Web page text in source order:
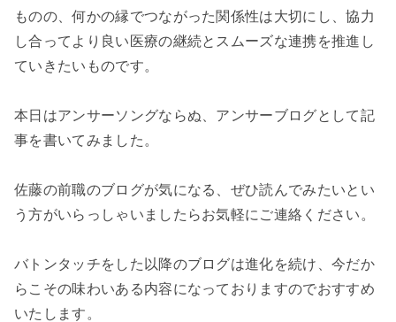
ものの、何かの縁でつながった関係性は大切にし、協力
し合ってより良い医療の継続とスムーズな連携を推進し
ていきたいものです。
本日はアンサーソングならぬ、アンサーブログとして記
事を書いてみました。
佐藤の前職のブログが気になる、ぜひ読んでみたいとい
う方がいらっしゃいましたらお気軽にご連絡ください。
バトンタッチをした以降のブログは進化を続け、今だか
らこその味わいある内容になっておりますのでおすすめ
いたします。